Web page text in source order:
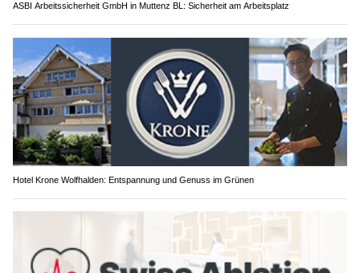
ASBI Arbeitssicherheit GmbH in Muttenz BL: Sicherheit am Arbeitsplatz
Hotel Krone Wolfhalden: Entspannung und Genuss im Grünen